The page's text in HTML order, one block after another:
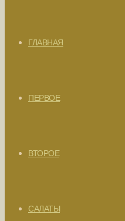
ГЛАВНАЯ
ПЕРВОЕ
ВТОРОЕ
САЛАТЫ